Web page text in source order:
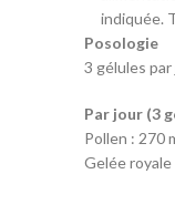
indiquée.
Posologie
3 gélules par
Par jour (3
Pollen : 270
Gelée royale